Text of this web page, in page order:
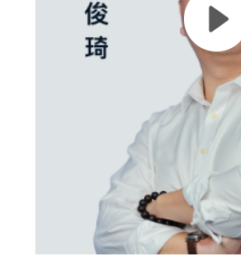
的影响，并提供AI转型的实战方法
识别业务流中的AI机会点，助力企